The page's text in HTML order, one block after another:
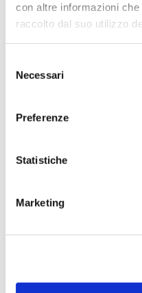
con altre informazioni
raccolto dal suo utilizzo
delNecessari
Preferenze
Statistiche
Marketing
Per info:
Locandina